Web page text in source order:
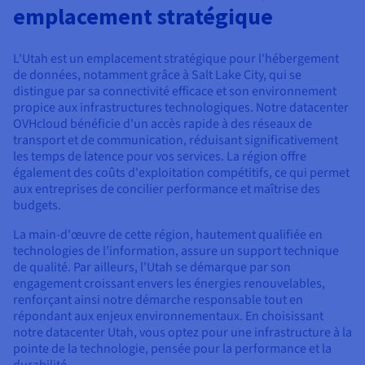
Tarifs
Documentation
Roadmap & Changelog
Observabilité
Roadmap & Changelog
Roadmap & Changelog
Roadmap & Changelog
Roadmap & Changelog
emplacement stratégique
L'Utah est un emplacement stratégique pour l'hébergement
de données, notamment grâce à Salt Lake City, qui se
distingue par sa connectivité efficace et son environnement
propice aux infrastructures technologiques. Notre datacenter
OVHcloud bénéficie d'un accès rapide à des réseaux de
transport et de communication, réduisant significativement
les temps de latence pour vos services. La région offre
également des coûts d'exploitation compétitifs, ce qui permet
aux entreprises de concilier performance et maîtrise des
budgets.
La main-d'œuvre de cette région, hautement qualifiée en
technologies de l’information, assure un support technique
de qualité. Par ailleurs, l'Utah se démarque par son
engagement croissant envers les énergies renouvelables,
renforçant ainsi notre démarche responsable tout en
répondant aux enjeux environnementaux. En choisissant
notre datacenter Utah, vous optez pour une infrastructure à la
pointe de la technologie, pensée pour la performance et la